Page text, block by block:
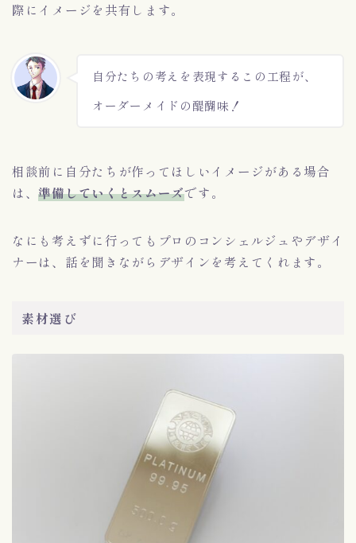
際にイメージを共有します。
自分たちの考えを表現するこの工程が、
オーダーメイドの醍醐味！
相談前に自分たちが作ってほしいイメージがある場合
は、準備していくとスムーズです。
なにも考えずに行ってもプロのコンシェルジュやデザイ
ナーは、話を聞きながらデザインを考えてくれます。
素材選び